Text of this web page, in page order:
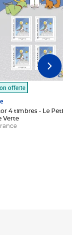
offerte
4 timbres - Le Petit
Verte